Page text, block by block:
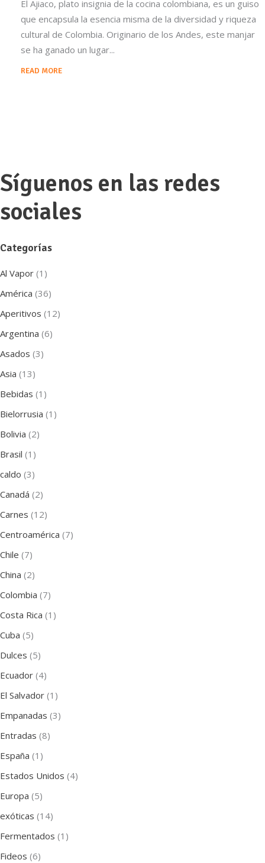
El Ajiaco, plato insignia de la cocina colombiana, es un guiso
que encapsula la esencia misma de la diversidad y riqueza
cultural de Colombia. Originario de los Andes, este manjar
se ha ganado un lugar
READ MORE
Síguenos en las redes
sociales
Categorías
Al Vapor (1)
América (36)
Aperitivos (12)
Argentina (6)
Asados (3)
Asia (13)
Bebidas (1)
Bielorrusia (1)
Bolivia (2)
Brasil (1)
caldo (3)
Canadá (2)
Carnes (12)
Centroamérica (7)
Chile (7)
China (2)
Colombia (7)
Costa Rica (1)
Cuba (5)
Dulces (5)
Ecuador (4)
El Salvador (1)
Empanadas (3)
Entradas (8)
España (1)
Estados Unidos (4)
Europa (5)
exóticas (14)
Fermentados (1)
Fideos (6)